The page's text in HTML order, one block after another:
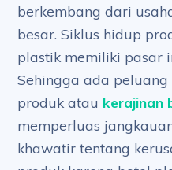
berkembang dari
besar. Siklus hidup
plastik memiliki pasar
Sehingga ada
produk atau kerajinan
memperluas
khawatir tentang